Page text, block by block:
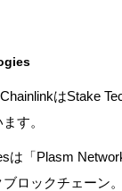
はStake
す。
は「Plasm
ロックチェーン。